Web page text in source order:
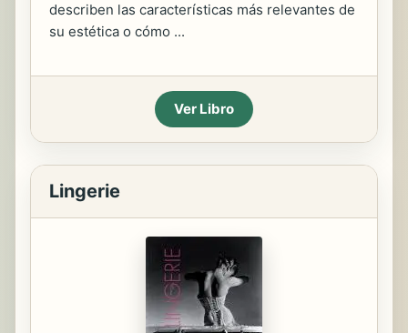
describen las características más relevantes de
su estética o cómo ...
Ver Libro
Lingerie